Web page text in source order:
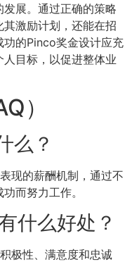
展。通过正确的策略
激励计划，还能在招
的Pinco奖金设计应充
目标，以促进整体业
）
么？
现的薪酬机制，通过不
而努力工作。
什么好处？
极性、满意度和忠诚